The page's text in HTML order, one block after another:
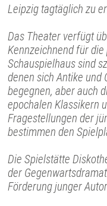
Leipzig tagtäglich zu
Das Theater verfügt
Kennzeichnend für
Schauspielhaus sind
denen sich Antike und
begegnen, aber auch
epochalen Klassikern
Fragestellungen der
bestimmen den
Die Spielstätte
der
Förderung junger